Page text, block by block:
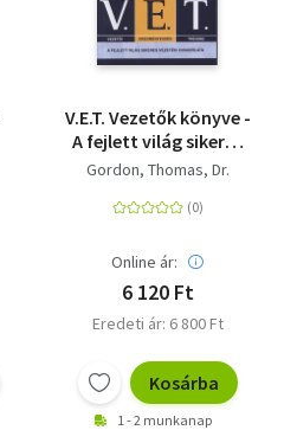
V.E.T. Vezetők könyve -
A fejlett világ sikeres
vezetési gyakorlata
Gordon, Thomas, Dr.
Online ár:
6 120 Ft
Eredeti ár: 6 800 Ft
Kosárba
1 - 2 munkanap